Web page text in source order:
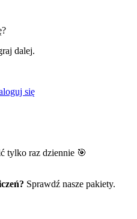
dalej.
się
tylko raz dziennie 🎯
Sprawdź nasze pakiety.